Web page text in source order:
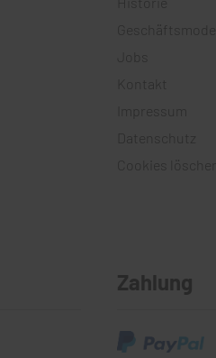
Geschäftsmodell
Kontakt
Impressum
Datenschutz
Cookies löschen
Zahlung